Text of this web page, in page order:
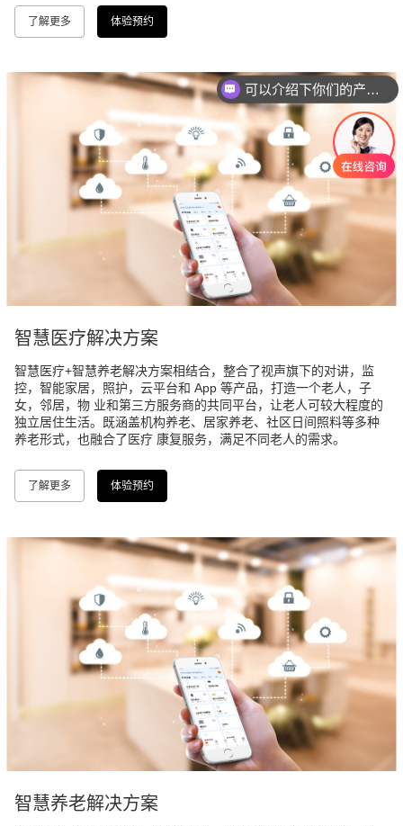
了解更多 体验预约
智慧医疗解决方案
智慧医疗+智慧养老解决方案相结合，整合了视声旗下的对讲，监
控，智能家居，照护，云平台和 App 等产品，打造一个老人，子
女，邻居，物 业和第三方服务商的共同平台，让老人可较大程度的
独立居住生活。既涵盖机构养老、居家养老、社区日间照料等多种
养老形式，也融合了医疗 康复服务，满足不同老人的需求。
了解更多 体验预约
智慧养老解决方案
你们是怎么收费的呢